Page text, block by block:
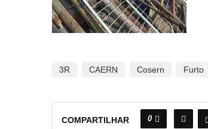
3R CAERN Cosern Furto
COMPARTILHAR 0